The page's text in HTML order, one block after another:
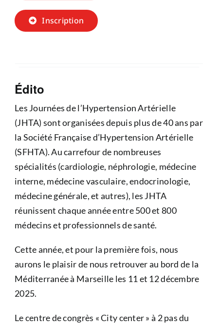
Inscription
Édito
Les Journées de l’Hypertension Artérielle
(JHTA) sont organisées depuis plus de 40 ans par
la Société Française d’Hypertension Artérielle
(SFHTA). Au carrefour de nombreuses
spécialités (cardiologie, néphrologie, médecine
interne, médecine vasculaire, endocrinologie,
médecine générale, et autres), les JHTA
réunissent chaque année entre 500 et 800
médecins et professionnels de santé.
Cette année, et pour la première fois, nous
aurons le plaisir de nous retrouver au bord de la
Méditerranée à Marseille les 11 et 12 décembre
2025.
Le centre de congrès « City center » à 2 pas du